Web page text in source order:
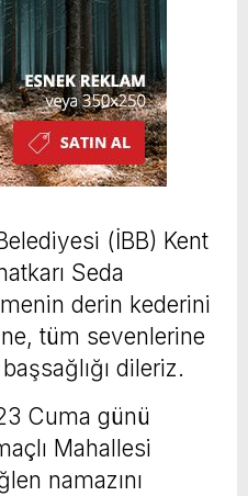
(İBB) Kent
Seda
derin kederini
tüm sevenlerine
dileriz.
Cuma günü
Mahallesi
namazını